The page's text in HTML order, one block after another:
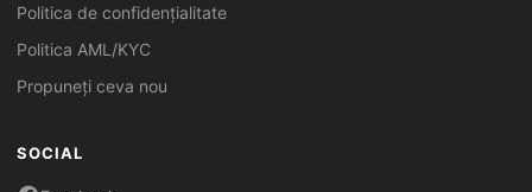
Politica de confidențialitate
Politica AML/KYC
Propuneți ceva nou
SOCIAL